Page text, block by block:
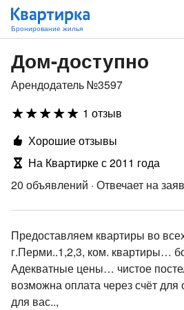
Дом-доступно
Арендодатель №3597
1 отзыв
Хорошие отзывы
На Квартирке с 2011 года
20 объявлений · Отвечает на
Предоставляем квартиры во
г.Перми..1,2,3, ком. квартиры…
Адекватные цены… чистое
возможна оплата через счёт для
для вас..,